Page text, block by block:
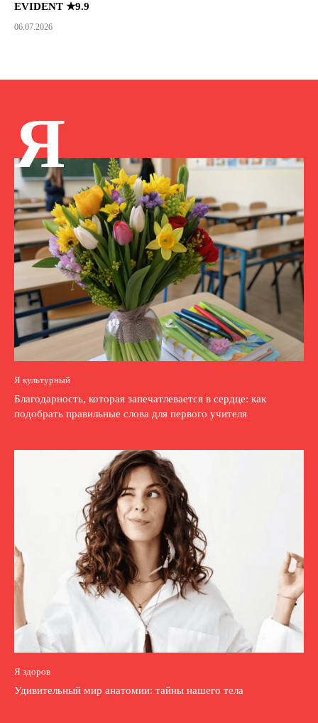
EVIDENT ★9.9
06.07.2026
Я
Я культурный
Благодарность, которая запечатлевается в сердце: как
подобрать правильные слова для первого учителя
Я здоров
Удивительный мир анатомии: тайны нашего тела